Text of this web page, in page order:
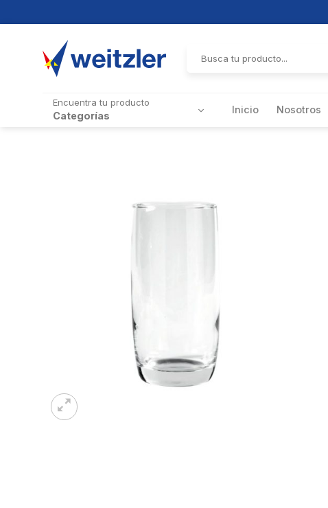
por:
Encuentra tu producto
Categorías Inicio Nosotros